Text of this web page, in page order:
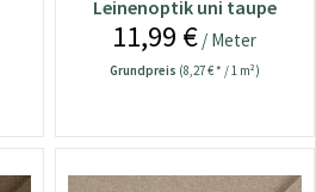
Leinenoptik uni taupe
11,99 € / Meter
Grundpreis (8,27 € * / 1 m²)